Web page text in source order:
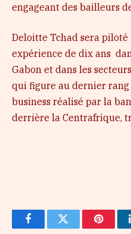
engageant des bailleurs
Deloitte Tchad sera
expérience de dix ans
Gabon et dans les
qui figure au dernier rang
business réalisé par la
derrière la Centrafrique,
FacebookTwitter